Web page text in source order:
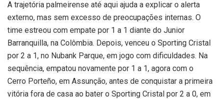
A trajetória palmeirense até aqui ajuda a explicar o alerta
externo, mas sem excesso de preocupações internas. O
time estreou com empate por 1 a 1 diante do Junior
Barranquilla, na Colômbia. Depois, venceu o Sporting Cristal
por 2 a 1, no Nubank Parque, em jogo com dificuldades. Na
sequência, empatou novamente por 1 a 1, agora com o
Cerro Porteño, em Assunção, antes de conquistar a primeira
vitória fora de casa ao bater o Sporting Cristal por 2 a 0, em